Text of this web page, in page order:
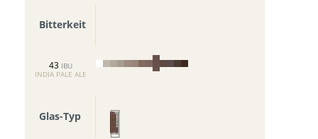
Bitterkeit
43 IBU
INDIA PALE ALE
Glas-Typ